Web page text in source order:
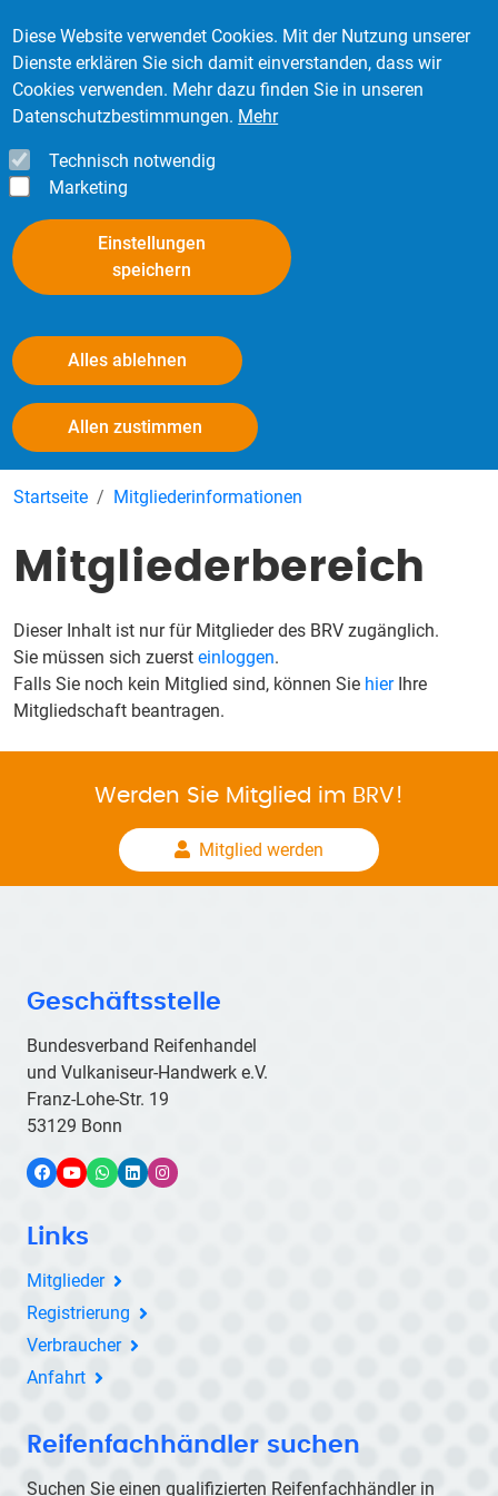
Diese Website verwendet Cookies. Mit der Nutzung unserer
Dienste erklären Sie sich damit einverstanden, dass wir
Cookies verwenden. Mehr dazu finden Sie in unseren
Datenschutzbestimmungen. Mehr
Technisch notwendig
Marketing
Einstellungen
speichern
Alles ablehnen
Allen zustimmen
Kontakt Login
Mitgliederinformationen
Startseite Mitgliederinformationen
Mitgliederbereich
Dieser Inhalt ist nur für Mitglieder des BRV zugänglich.
Sie müssen sich zuerst einloggen.
Falls Sie noch kein Mitglied sind, können Sie hierIhre
Mitgliedschaft beantragen.
Werden Sie Mitglied im BRV!
Mitglied werden
Geschäftsstelle
Bundesverband Reifenhandel
und Vulkaniseur-Handwerk e.V.
Franz-Lohe-Str. 19
53129 Bonn
FacebookYouTubeWhatsAppLinkedInInstagram
Links
Mitglieder
Registrierung
Verbraucher
Anfahrt
Reifenfachhändler suchen
Suchen Sie einen qualifizierten Reifenfachhändler in